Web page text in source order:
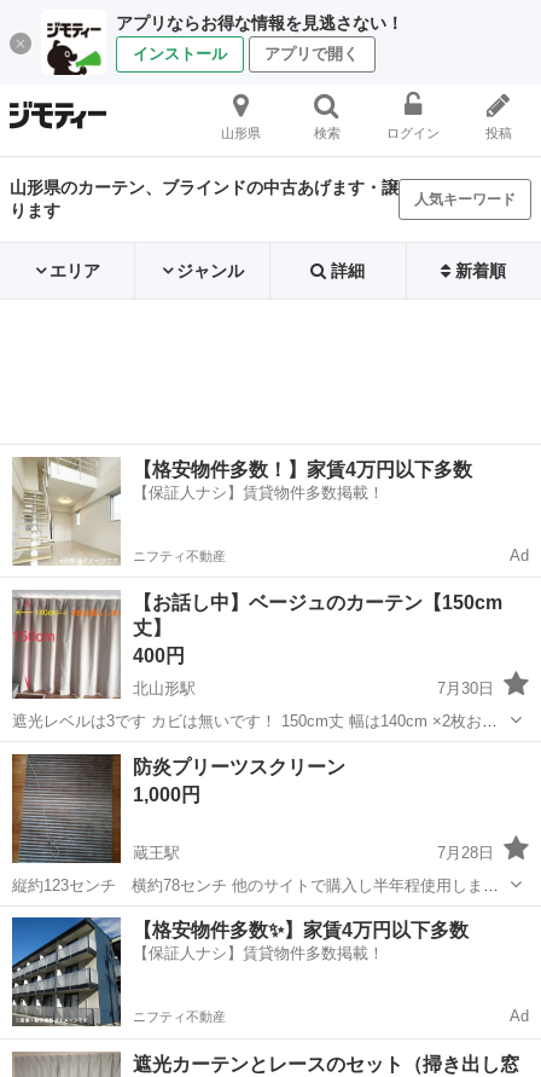
アプリならお得な情報を見逃さない！
インストール アプリで開く
山形県 検索 ログイン 投稿
山形県のカーテン、ブラインドの中古あげます・譲
ります
人気キーワード
エリア ジャンル 詳細 新着順
【格安物件多数！】家賃4万円以下多数
【保証人ナシ】賃貸物件多数掲載！
ニフティ不動産 Ad
【お話し中】ベージュのカーテン【150cm
丈】
400円
北山形駅
7月30日
遮光レベルは3です カビは無いです！ 150cm丈 幅は140cm ×2枚お渡
しします 1枚でいい方は200円でOKです お釣り出せません。ちょうど
でご用意ください。 山形市内配送＋200円で賜ります
山形 山形市 北山形駅 カーテン、ブラインド
防炎プリーツスクリーン
1,000円
蔵王駅
7月28日
縦約123センチ 横約78センチ 他のサイトで購入し半年程使用しまし
た。 取り付けの金具は付きません。 和紙素材。 グレー色。3枚目の色
２枚目の様な模様は初めからありました。 中古となってます。ご理解
のある方宜しくお願いし...
山形 山形市 蔵王駅 カーテン、ブラインド 和紙
【格安物件多数✨】家賃4万円以下多数
【保証人ナシ】賃貸物件多数掲載！
ニフティ不動産 Ad
遮光カーテンとレースのセット（掃き出し窓